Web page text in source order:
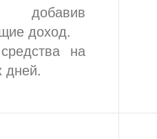
добавив
доход.
на
дней.